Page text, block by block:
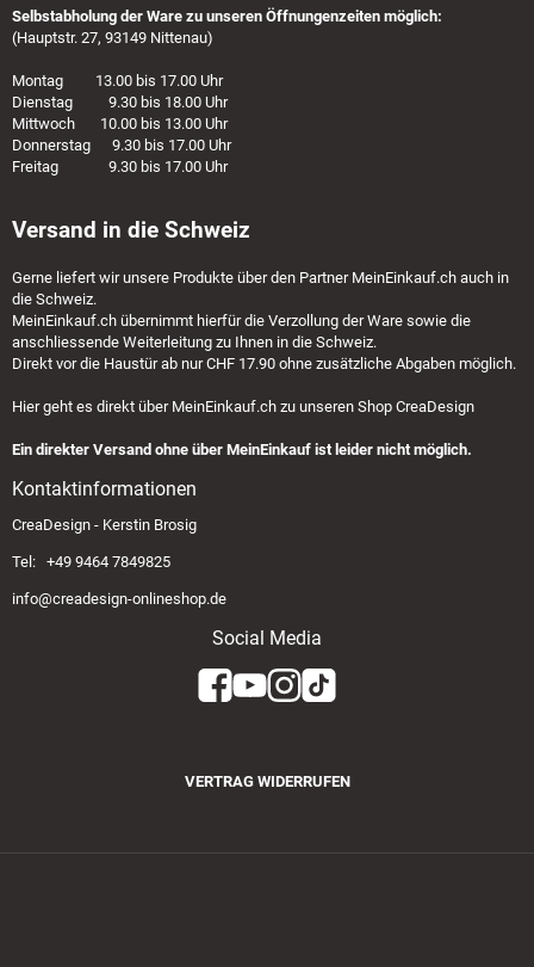
Selbstabholung der Ware zu unseren Öffnungenzeiten möglich:
(Hauptstr. 27, 93149 Nittenau)
Montag 13.00 bis 17.00 Uhr
Dienstag 9.30 bis 18.00 Uhr
Mittwoch 10.00 bis 13.00 Uhr
Donnerstag 9.30 bis 17.00 Uhr
Freitag 9.30 bis 17.00 Uhr
Versand in die Schweiz
Gerne liefert wir unsere Produkte über den Partner MeinEinkauf.ch auch in
die Schweiz.
MeinEinkauf.ch übernimmt hierfür die Verzollung der Ware sowie die
anschliessende Weiterleitung zu Ihnen in die Schweiz.
Direkt vor die Haustür ab nur CHF 17.90 ohne zusätzliche Abgaben möglich.
Hier geht es direkt über MeinEinkauf.ch zu unseren Shop CreaDesign
Ein direkter Versand ohne über MeinEinkauf ist leider nicht möglich.
Kontaktinformationen
CreaDesign - Kerstin Brosig
Tel: +49 9464 7849825
info@creadesign-onlineshop.de
Social Media
VERTRAG WIDERRUFEN